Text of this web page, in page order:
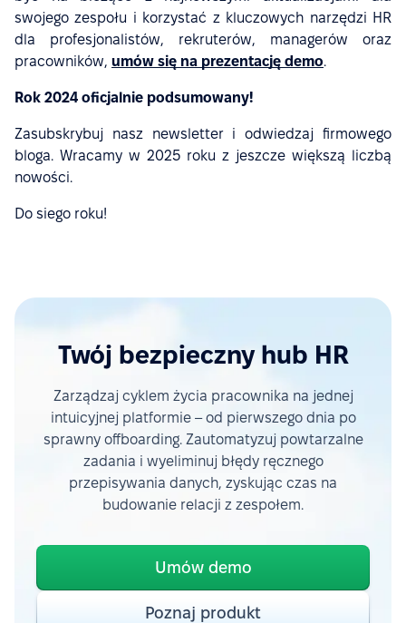
swojego zespołu i korzystać z kluczowych narzędzi HR
dla profesjonalistów, rekruterów, managerów oraz
pracowników, umów się na prezentację demo.
Rok 2024 oficjalnie podsumowany!
Zasubskrybuj nasz newsletter i odwiedzaj firmowego
bloga. Wracamy w 2025 roku z jeszcze większą liczbą
nowości.
Do siego roku!
Twój bezpieczny hub HR
Zarządzaj cyklem życia pracownika na jednej
intuicyjnej platformie – od pierwszego dnia po
sprawny offboarding. Zautomatyzuj powtarzalne
zadania i wyeliminuj błędy ręcznego
przepisywania danych, zyskując czas na
budowanie relacji z zespołem.
Umów demo
Poznaj produkt